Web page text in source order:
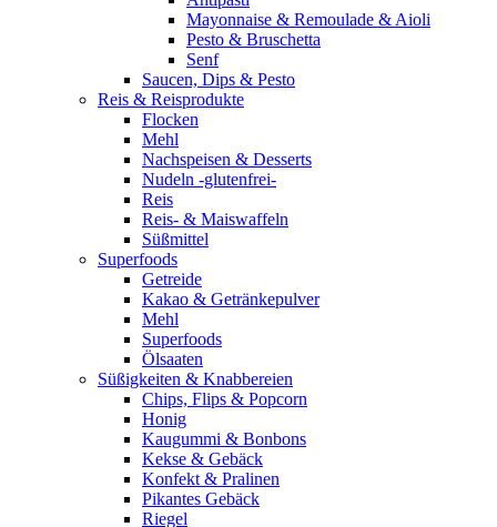
Mayonnaise & Remoulade & Aioli
Pesto & Bruschetta
Senf
Saucen, Dips & Pesto
Reis & Reisprodukte
Flocken
Mehl
Nachspeisen & Desserts
Nudeln -glutenfrei-
Reis
Reis- & Maiswaffeln
Süßmittel
Superfoods
Getreide
Kakao & Getränkepulver
Mehl
Superfoods
Ölsaaten
Süßigkeiten & Knabbereien
Chips, Flips & Popcorn
Honig
Kaugummi & Bonbons
Kekse & Gebäck
Konfekt & Pralinen
Pikantes Gebäck
Riegel